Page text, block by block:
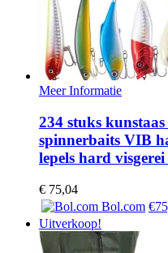
Meer Informatie
234 stuks
spinnerbaits VIB
lepels hard visgerei
€ 75,04
Bol.com
Uitverkoop!